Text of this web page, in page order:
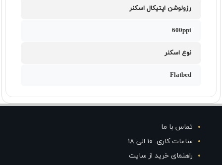
رزولوشن اپتیکال اسکنر
600ppi
نوع اسکنر
Flatbed
تماس با ما
ساعات کاری: ۱۰ الی ۱۸
راهنمای خرید از سایت